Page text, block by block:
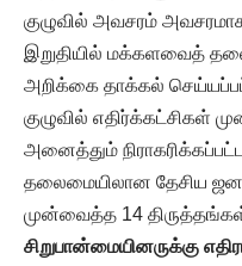
குழுவில் அவசரம்
இறுதியில் மக்களவைத்
அறிக்கை தாக்கல்
குழுவில் எதிர்க்கட்சிகள்
அனைத்தும்
தலைமையிலான தேசிய
முன்வைத்த 14
சிறுபான்மையினருக்கு